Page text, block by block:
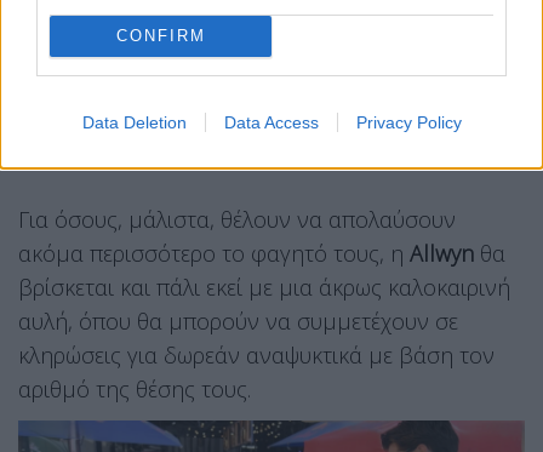
CONFIRM
Data Deletion Data Access Privacy Policy
Για όσους, μάλιστα, θέλουν να απολαύσουν
ακόμα περισσότερο το φαγητό τους, η Allwyn θα
βρίσκεται και πάλι εκεί με μια άκρως καλοκαιρινή
αυλή, όπου θα μπορούν να συμμετέχουν σε
κληρώσεις για δωρεάν αναψυκτικά με βάση τον
αριθμό της θέσης τους.